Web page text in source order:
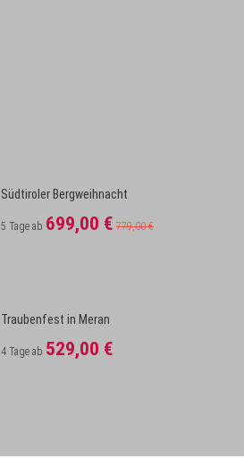
Südtiroler Bergweihnacht
5 Tage ab 699,00 € 779,00 €
Traubenfest in Meran
4 Tage ab 529,00 €